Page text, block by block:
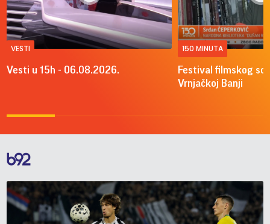
VESTI
Vesti u 15h - 06.08.2026.
150 MINUTA
Festival filmskog
Vrnjačkoj Banji